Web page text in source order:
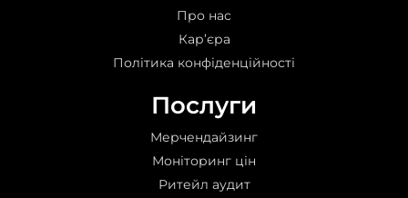
Про нас
Кар’єра
Політика конфіденційності
Послуги
Мерчендайзинг
Моніторинг цін
Ритейл аудит